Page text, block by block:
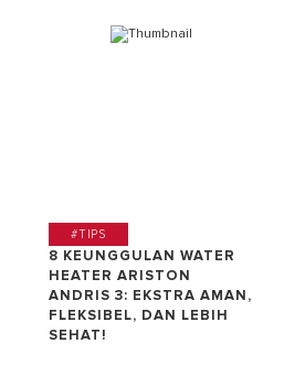
#TIPS
8 KEUNGGULAN WATER
HEATER ARISTON
ANDRIS 3: EKSTRA AMAN,
FLEKSIBEL, DAN LEBIH
SEHAT!